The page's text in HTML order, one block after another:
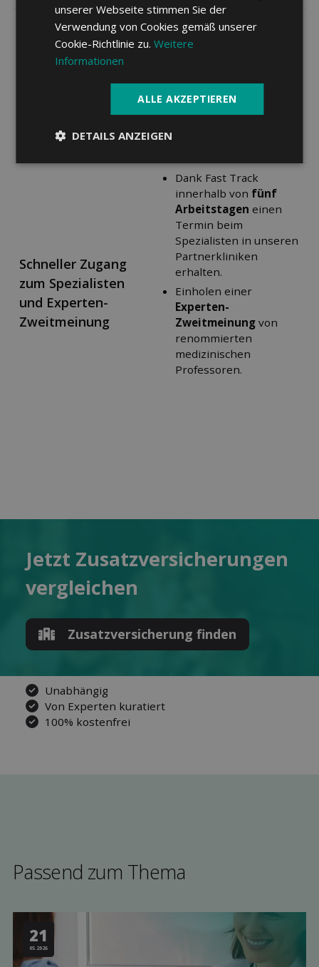
Ärztlich verordnete Bade-
und Erholungskuren nach
CHF 50.– pro Tag, max. 30
Tage pro Kalenderjahr
Schneller Zugang
zum Spezialisten
und Experten-
Zweitmeinung
Dank Fast Track
innerhalb von fünf
Arbeitstagen einen
Termin beim
Spezialisten in unseren
Partnerkliniken
erhalten.
Einholen einer
Experten-
Zweitmeinung von
renommierten
medizinischen
Professoren.
Jetzt Zusatz­versicherungen
ver­gleichen
Zusatz­versicherung finden
Unabhängig
Von Experten kuratiert
100% kostenfrei
Passend zum Thema
21
05.2026
unserer Webseite stimmen Sie der
Verwendung von Cookies gemäß unserer
Cookie-Richtlinie zu.Weitere
Informationen
ALLE AKZEPTIEREN
DETAILS ANZEIGEN